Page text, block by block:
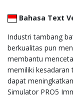
Bahasa Text
Industri tambang
berkualitas pun
membantu
memiliki kesadaran
dapat
Simulator PRO5